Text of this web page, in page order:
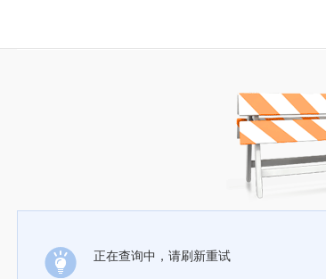
正在查询中，请刷新重试